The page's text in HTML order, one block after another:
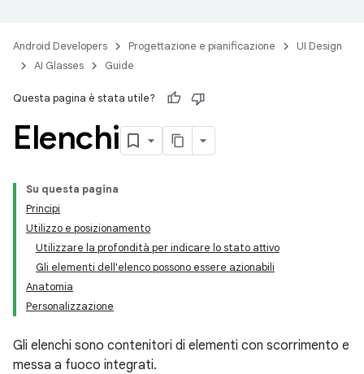
Android Developers Progettazione e pianificazione
UI Design
AI Glasses
Guide
Questa pagina è stata utile?
Elenchi
Su questa pagina
Principi
Utilizzo e posizionamento
Utilizzare la profondità per indicare lo stato attivo
Gli elementi dell'elenco possono essere azionabili
Anatomia
Personalizzazione
Gli elenchi sono contenitori di elementi con scorrimento e
messa a fuoco integrati.